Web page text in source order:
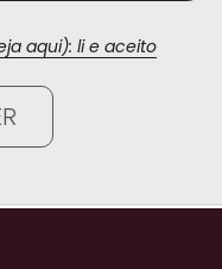
aqui): li e aceito